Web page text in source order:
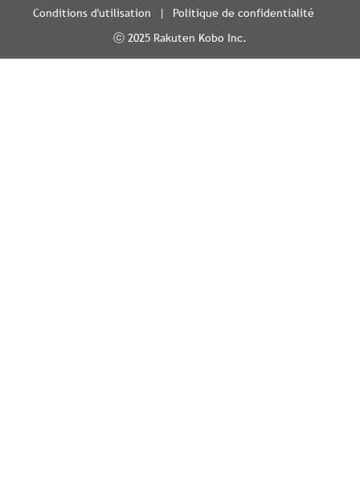
Conditions d'utilisation
Politique de confidentialité
ⓒ 2025 Rakuten Kobo Inc.